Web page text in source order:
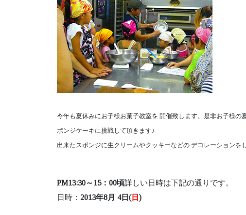
今年も夏休みにお子様お菓子教室を 開催致します。是非お子様
ポンジケーキに挑戦して頂きます♪
出来たスポンジに生クリームやクッキーなどの デコレーションを
PM13:30～15：00頃詳しい日時は下記の通りです。
日時： 2013年8月 4日(日 )